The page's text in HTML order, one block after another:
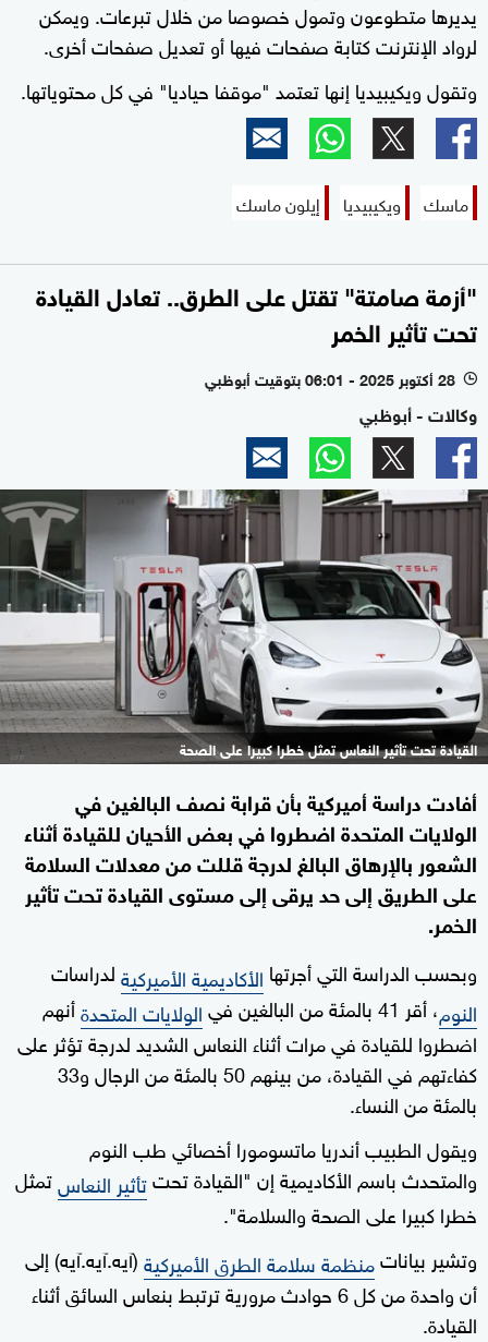
يديرها متطوعون وتمول خصوصا من خلال تبرعات. ويمكن
لرواد الإنترنت كتابة صفحات فيها أو تعديل صفحات أخرى.
وتقول ويكيبيديا إنها تعتمد "موقفا حياديا" في كل محتوياتها.
ماسك ويكيبيديا إيلون ماسك
"أزمة صامتة" تقتل على الطرق.. تعادل القيادة
تحت تأثير الخمر
l 28 أكتوبر 2025 - 06:01 بتوقيت أبوظبي
وكالات - أبوظبي
القيادة تحت تأثير النعاس تمثل خطرا كبيرا على الصحة
أفادت دراسة أميركية بأن قرابة نصف البالغين في
الولايات المتحدة اضطروا في بعض الأحيان للقيادة أثناء
الشعور بالإرهاق البالغ لدرجة قللت من معدلات السلامة
على الطريق إلى حد يرقى إلى مستوى القيادة تحت تأثير
الخمر.
وبحسب الدراسة التي أجرتها الأكاديمية الأميركيةلدراسات
النوم، أقر 41 بالمئة من البالغين في الولايات المتحدةأنهم
اضطروا للقيادة في مرات أثناء النعاس الشديد لدرجة تؤثر على
كفاءتهم في القيادة، من بينهم 50 بالمئة من الرجال و33
بالمئة من النساء.
ويقول الطبيب أندريا ماتسومورا أخصائي طب النوم
والمتحدث باسم الأكاديمية إن "القيادة تحتتأثير النعاستمثل
خطرا كبيرا على الصحة والسلامة".
وتشير بياناتمنظمة سلامة الطرق الأميركية(آيه.آيه.آيه) إلى
أن واحدة من كل 6 حوادث مرورية ترتبط بنعاس السائق أثناء
القيادة.